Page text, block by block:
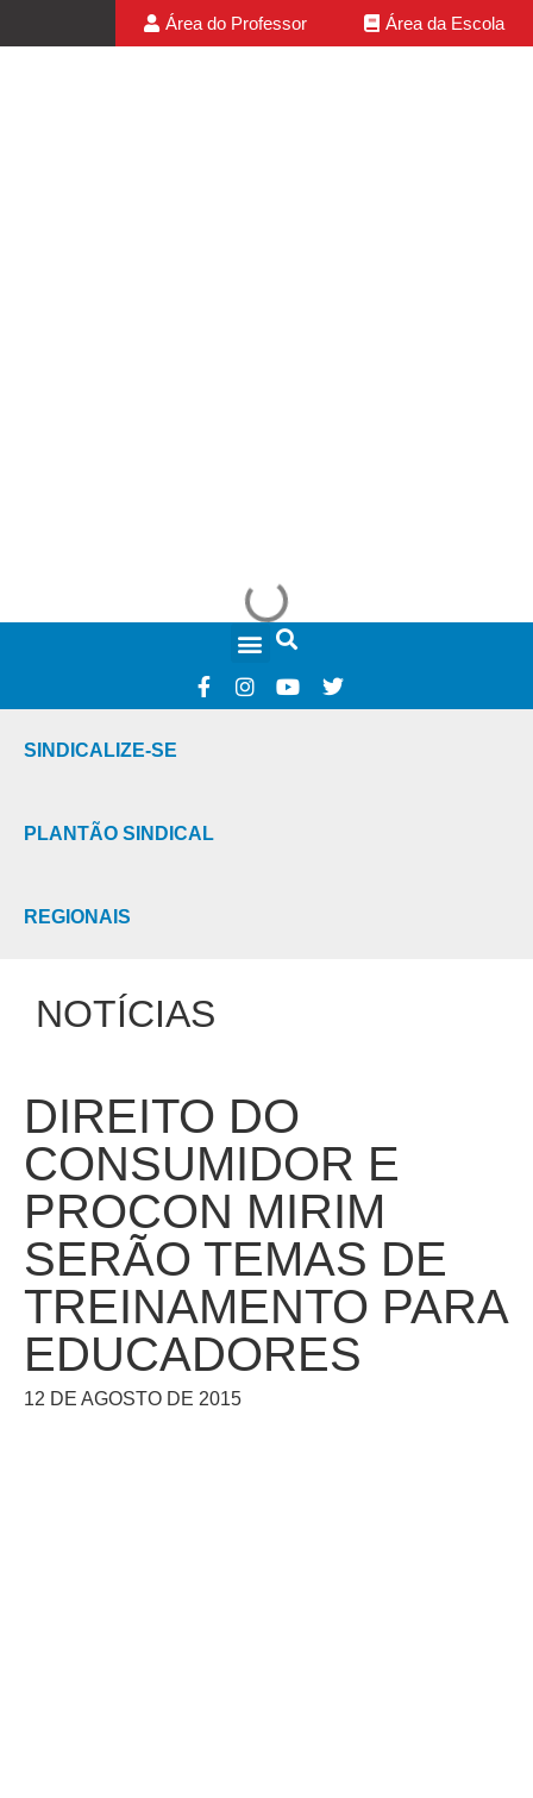
Área do Professor Área da Escola
SINDICALIZE-SE
PLANTÃO SINDICAL
REGIONAIS
NOTÍCIAS
DIREITO DO
CONSUMIDOR E
PROCON MIRIM
SERÃO TEMAS DE
TREINAMENTO PARA
EDUCADORES
12 DE AGOSTO DE 2015